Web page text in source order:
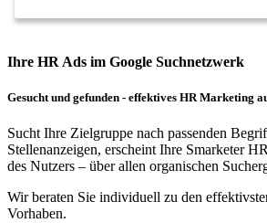
Ihre HR Ads im Google Suchnetzwerk
Gesucht und gefunden - effektives HR Marketing
Sucht Ihre Zielgruppe nach passenden
Stellenanzeigen, erscheint Ihre Smarketer
des Nutzers – über allen organischen
Wir beraten Sie individuell zu den
Vorhaben.